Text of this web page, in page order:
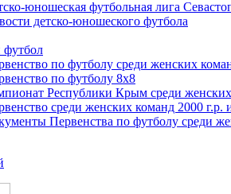
юношеская футбольная лига
детско-юношеского футбола
по футболу среди женских
по футболу 8х8
Республики Крым среди
среди женских команд 2000 г.р.
Первенства по футболу среди